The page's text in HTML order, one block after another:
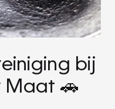
bij
Maat 🚗